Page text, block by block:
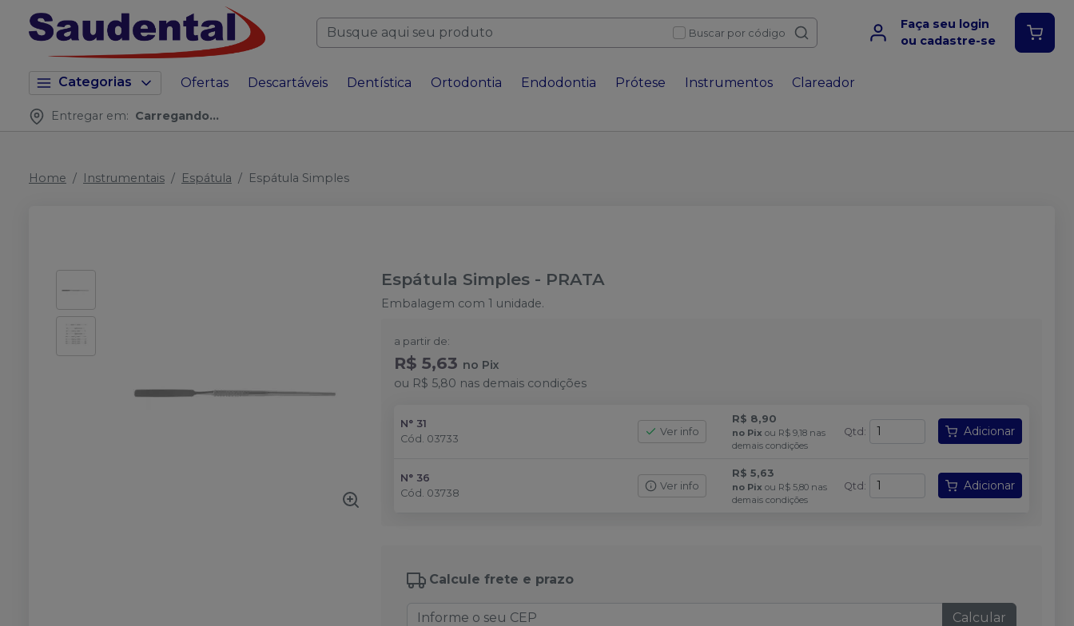
Buscar por código
Faça seu login
ou cadastre-se
Categorias Ofertas Descartáveis Dentística Ortodontia Endodontia Prótese Instrumentos Clareador
Entregar em: Carregando...
Home Instrumentais Espátula Espátula Simples
Espátula Simples - PRATA
Embalagem com 1 unidade.
a partir de:
R$ 5,63 no Pix
ou R$ 5,80 nas demais condições
N° 31
Cód. 03733
Ver info
R$ 8,90
no Pix ou R$ 9,18 nas
demais condições
Qtd : Adicionar
N° 36
Cód. 03738
Ver info
R$ 5,63
no Pix ou R$ 5,80 nas
demais condições
Qtd : Adicionar
Calcule frete e prazo
Calcular